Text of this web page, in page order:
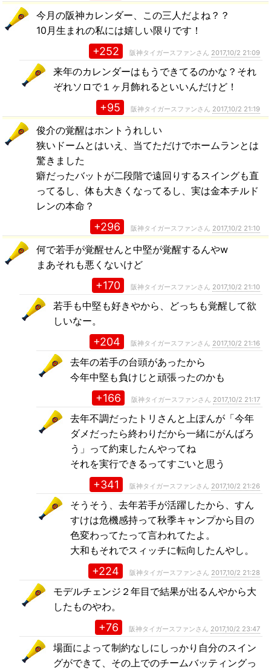
今月の阪神カレンダー、この三人だよね？？
10月生まれの私には嬉しい限りです！
+252 阪神タイガースファンさん 2017,10/2 21:09
来年のカレンダーはもうできてるのかな？それ
ぞれソロで１ヶ月飾れるといいんだけど！
+95 阪神タイガースファンさん 2017,10/2 21:19
俊介の覚醒はホントうれしい
狭いドームとはいえ、当てただけでホームランとは
驚きました
癖だったバットが二段階で遠回りするスイングも直
ってるし、体も大きくなってるし、実は金本チルド
レンの本命？
+296 阪神タイガースファンさん 2017,10/2 21:10
何で若手が覚醒せんと中堅が覚醒するんやw
まあそれも悪くないけど
+170 阪神タイガースファンさん 2017,10/2 21:10
若手も中堅も好きやから、どっちも覚醒して欲
しいなー。
+204 阪神タイガースファンさん 2017,10/2 21:16
去年の若手の台頭があったから
今年中堅も負けじと頑張ったのかも
+166 阪神タイガースファンさん 2017,10/2 21:17
去年不調だったトリさんと上ぽんが「今年
ダメだったら終わりだから一緒にがんばろ
う」って約束したんやってね
それを実行できるってすごいと思う
+341 阪神タイガースファンさん 2017,10/2 21:26
そうそう、去年若手が活躍したから、すん
すけは危機感持って秋季キャンプから目の
色変わってたって言われてたよ。
大和もそれでスィッチに転向したんやし。
+224 阪神タイガースファンさん 2017,10/2 21:28
モデルチェンジ２年目で結果が出るんやから大
したものやわ。
+76 阪神タイガースファンさん 2017,10/2 23:47
場面によって制約なしにしっかり自分のスイン
グができて、その上でのチームバッティングっ